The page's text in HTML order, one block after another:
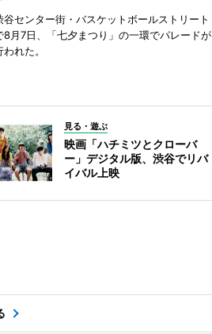
谷センター街・バスケットボールストリート
8月7日、「七夕まつり」の一環でパレードが
われた。
見る・遊ぶ
映画「ハチミツとクローバ
ー」デジタル版、渋谷でリバ
イバル上映